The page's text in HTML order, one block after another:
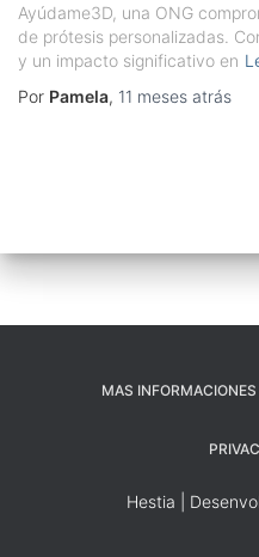
Ayúdame3D, una ONG
de prótesis personalizadas.
y un impacto significativo en
Por Pamela, 11 meses atrás
MAS INFORMACIONES
Hestia |